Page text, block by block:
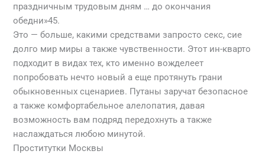
праздничным трудовым дням … до окончания
обедни»45.
Это — больше, какими средствами запросто секс, сие
долго мир миры а также чувственности. Этот ин-кварто
подходит в видах тех, кто именно вожделеет
попробовать нечто новый а еще протянуть грани
обыкновенных сценариев. Путаны заручат безопасное
а также комфортабельное алелопатия, давая
возможность вам подряд передохнуть а также
наслаждаться любою минутой.
Проститутки Москвы